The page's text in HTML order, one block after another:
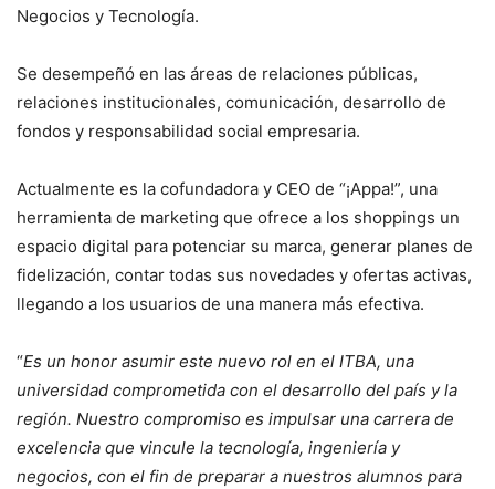
Negocios y Tecnología.
Se desempeñó en las áreas de relaciones públicas,
relaciones institucionales, comunicación, desarrollo de
fondos y responsabilidad social empresaria.
Actualmente es la cofundadora y CEO de “¡Appa!”, una
herramienta de marketing que ofrece a los shoppings un
espacio digital para potenciar su marca, generar planes de
fidelización, contar todas sus novedades y ofertas activas,
llegando a los usuarios de una manera más efectiva.
“Es un honor asumir este nuevo rol en el ITBA, una
universidad comprometida con el desarrollo del país y la
región. Nuestro compromiso es impulsar una carrera de
excelencia que vincule la tecnología, ingeniería y
negocios, con el fin de preparar a nuestros alumnos para